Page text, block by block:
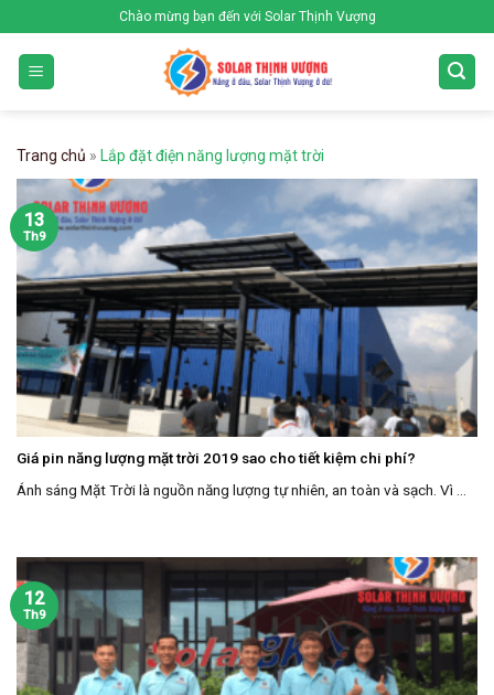
to
content
Chào mừng bạn đến với Solar Thịnh Vượng
Trang chủ » Lắp đặt điện năng lượng mặt trời
Giá pin năng lượng mặt trời 2019 sao cho tiết kiệm chi phí?
Ánh sáng Mặt Trời là nguồn năng lượng tự nhiên, an toàn và sạch. Vì ...
13
Th9
12
Th9